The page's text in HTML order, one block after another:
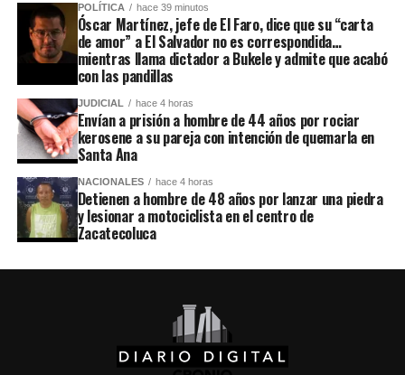
POLÍTICA hace 39 minutos
Óscar Martínez, jefe de El Faro, dice que su “carta
de amor” a El Salvador no es correspondida…
mientras llama dictador a Bukele y admite que acabó
con las pandillas
JUDICIAL hace 4 horas
Envían a prisión a hombre de 44 años por rociar
kerosene a su pareja con intención de quemarla en
Santa Ana
NACIONALES hace 4 horas
Detienen a hombre de 48 años por lanzar una piedra
y lesionar a motociclista en el centro de
Zacatecoluca